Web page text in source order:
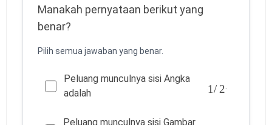
Manakah pernyataan berikut yang
benar?
Pilih semua jawaban yang benar.
Peluang munculnya sisi Angka
adalah
.
Peluang munculnya sisi Gambar